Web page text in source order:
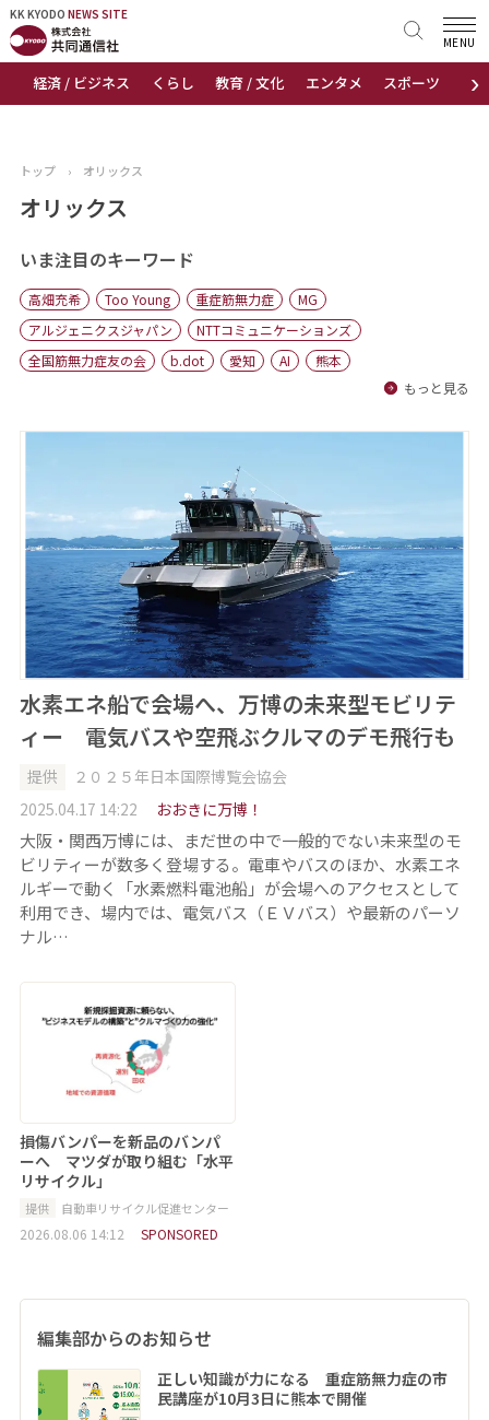
KK KYODO NEWS SITE
›
経済 / ビジネス くらし 教育 / 文化 エンタメ スポーツ 地域
MENU
KK KYODONEWS SITE
トップページ
ニュース
おすすめコンテンツ
出版物
会社概要
トップ › オリックス
オリックス
いま注目のキーワード
高畑充希 Too Young 重症筋無力症
MG
アルジェニクスジャパン
NTTコミュニケーションズ
全国筋無力症友の会
b.dot 愛知 AI
熊本
もっと見る
水素エネ船で会場へ、万博の未来型モビリテ
ィー 電気バスや空飛ぶクルマのデモ飛行も
提供
２０２５年日本国際博覧会協会
2025.04.17 14:22
おおきに万博！
大阪・関西万博には、まだ世の中で一般的でない未来型のモ
ビリティーが数多く登場する。電車やバスのほか、水素エネ
ルギーで動く「水素燃料電池船」が会場へのアクセスとして
利用でき、場内では、電気バス（ＥＶバス）や最新のパーソ
ナル…
損傷バンパーを新品のバンパ
ーへ マツダが取り組む「水平
リサイクル」
提供 自動車リサイクル促進センター
2026.08.06 14:12 SPONSORED
編集部からのお知らせ
正しい知識が力になる 重症筋無力症の市
民講座が10月3日に熊本で開催